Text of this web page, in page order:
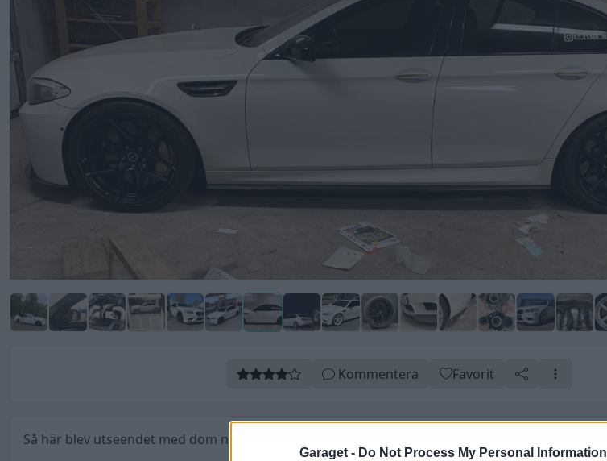
Garaget - Do Not Process My Personal Information
Kommentera Favorit
Så här blev utseendet med dom nya 20" Brixton Forged fälgarna